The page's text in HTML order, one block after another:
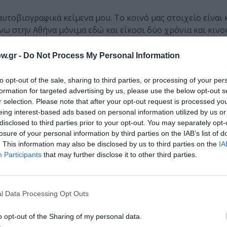
- Do Not Process My Personal Information
opt-out of the sale, sharing to third parties, or processing of your
for targeted advertising by us, please use the below opt-out
selection. Please note that after your opt-out request is processed
interest-based ads based on personal information utilized by us
to third parties prior to your opt-out. You may separately
of your personal information by third parties on the IAB’s list of
This information may also be disclosed by us to third parties on the
Participants that may further disclose it to other third parties.
Data Processing Opt Outs
opt-out of the Sharing of my personal data.
κείμενα μου. Το κοινό μας στοιχείο είναι
στην Αθήνα μόνιμα εδώ και είκοσι δύο χρόνια και
χώρος στον όποιο δουλεύαμε και οι δυο, αλλά σε
παραγωγή του βιβλίου, ενώ εγώ με την επικοινωνία.
μέρες μετά τους Ολυμπιακούς Αγώνες. Ήμασταν και οι
τον ήρωά μου πριν και κατά τη διάρκεια των Αγώνων,
οι δύο σαφή εικόνα για τις συνέπειες της αθλητικής
να αγαπάει τους ήρωές του με όλα τους τα
–όπως θα λέγαμε–, ένας ταλαιπωρημένος άνθρωπος,
είναι εμμονικός και άνθρωπος μαζεμένος.
ρόλο στην απόφαση των κριτών για τη διάκριση
κέντρισε ήταν ο μοντέρνος τρόπος γραφής του